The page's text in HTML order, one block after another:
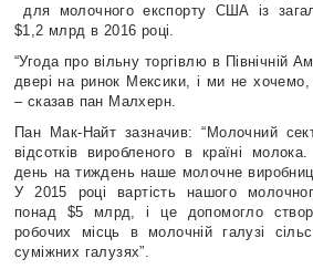
для молочного експорту США із
$1,2 млрд в 2016 році.
“Угода про вільну торгівлю в Північній
двері на ринок Мексики, і ми не
– сказав пан Малхерн.
Пан Мак-Найт зазначив: “Молочний
відсотків виробленого в країні
день на тиждень наше молочне
У 2015 році вартість нашого
понад $5 млрд, і це допомогло
робочих місць в молочній галузі
суміжних галузях”.